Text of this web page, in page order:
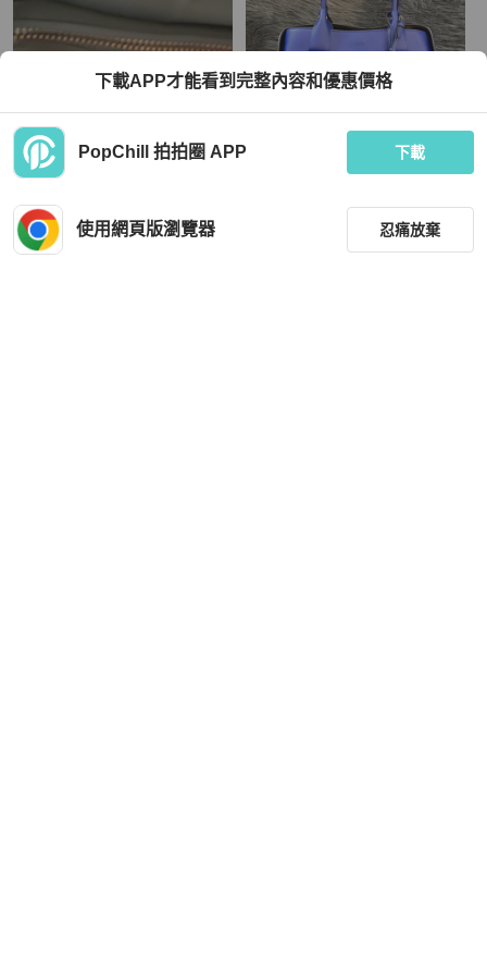
Tod's
Tod’s T Timeless 真皮肩背包｜鼠尾
草綠｜近全新｜附件齊全 💚 出售 To
d’s T Timeless 真皮肩背包
HKD 9,871
TODS 寶藏藍 牛皮 肩背包 購物包 托
特包 BOOKTOTE 公事包
下載APP才能看到完整內容和優惠價格
PopChill 拍拍圈 APP 下載
使用網頁版瀏覽器 忍痛放棄